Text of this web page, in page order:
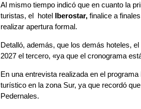
Al mismo tiempo indicó que en cuanto la
turistas, el hotelIberostar,finalice a
realizar apertura formal.
Detalló, además, que los demás hoteles,
2027 el tercero, «ya que el cronograma
En una entrevista realizada en el
turístico en la zona Sur, ya que recordó
Pedernales.